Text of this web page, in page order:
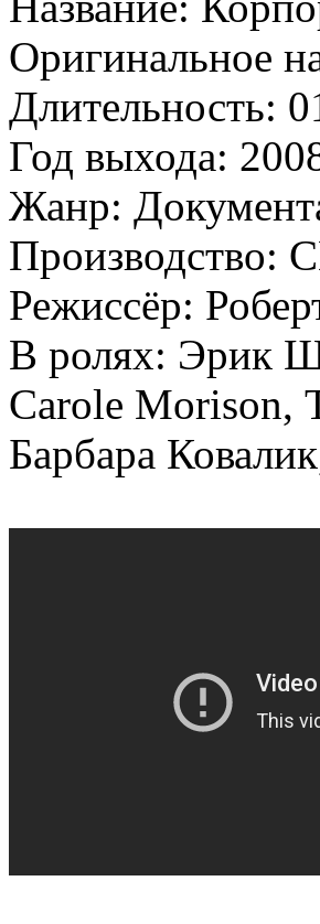
Оригинальное
Длительность:
Год выхода:
Жанр:
Производство:
Режиссёр:
В ролях: Эрик
Carole Morison,
Барбара